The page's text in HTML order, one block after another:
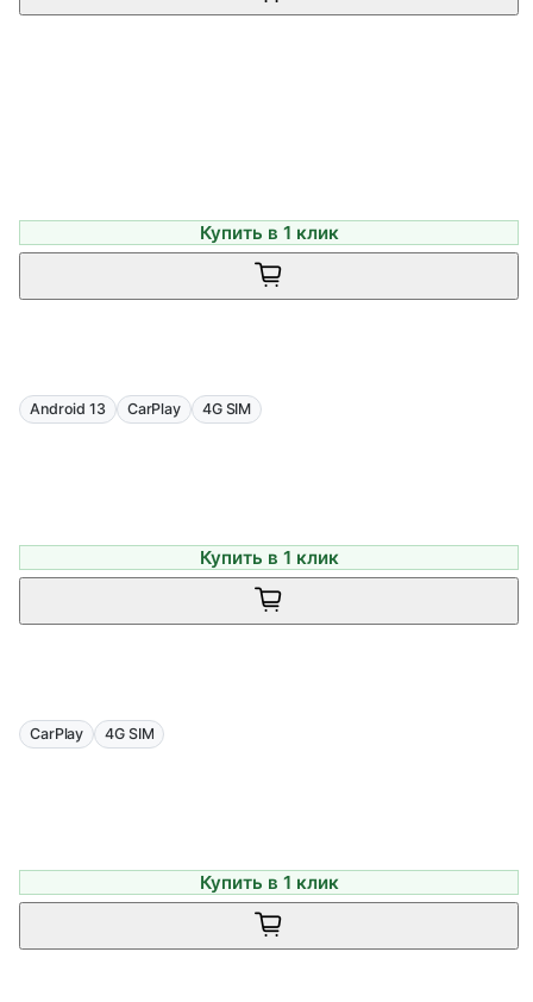
Купить в 1 клик
Android 13 CarPlay 4G SIM
Купить в 1 клик
CarPlay 4G SIM
Купить в 1 клик